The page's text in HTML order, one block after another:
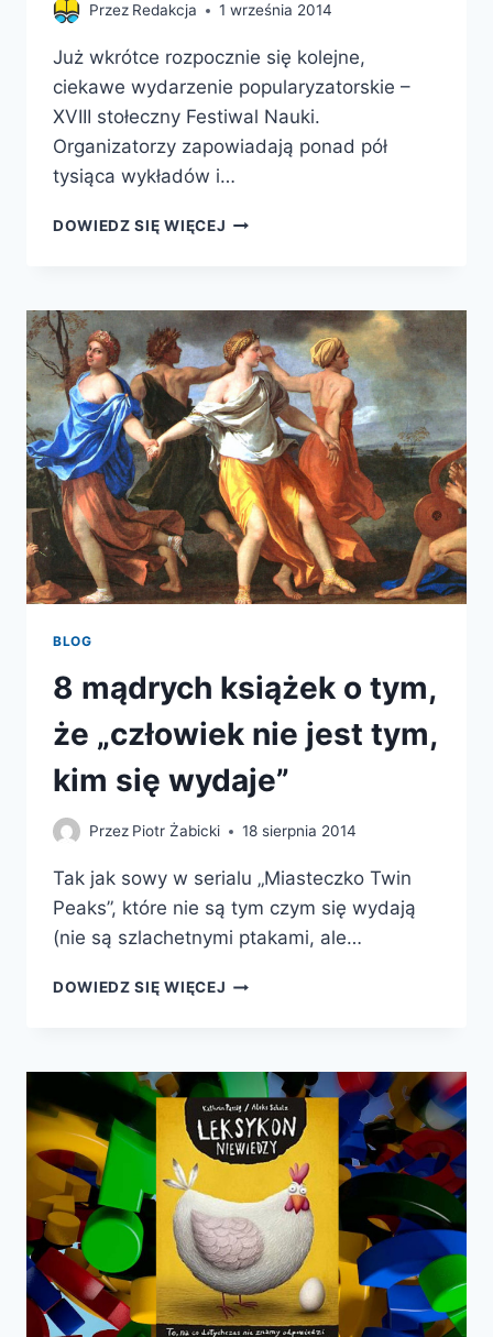
Przez Redakcja 1 września 2014
Już wkrótce rozpocznie się kolejne,
ciekawe wydarzenie popularyzatorskie –
XVIII stołeczny Festiwal Nauki.
Organizatorzy zapowiadają ponad pół
tysiąca wykładów i…
DOWIEDZ SIĘ WIĘCEJ XVIII
NAUKI!
BLOG
8 mądrych książek o tym,
że „człowiek nie jest tym,
kim się wydaje”
Przez Piotr Żabicki 18 sierpnia 2014
Tak jak sowy w serialu „Miasteczko Twin
Peaks”, które nie są tym czym się wydają
(nie są szlachetnymi ptakami, ale…
DOWIEDZ SIĘ WIĘCEJ 8
TYM,
ŻE
„CZŁOWIEK
NIE
JEST
KIM
SIĘ
WYDAJE”